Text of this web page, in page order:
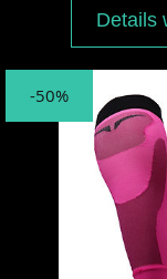
Details
-50%